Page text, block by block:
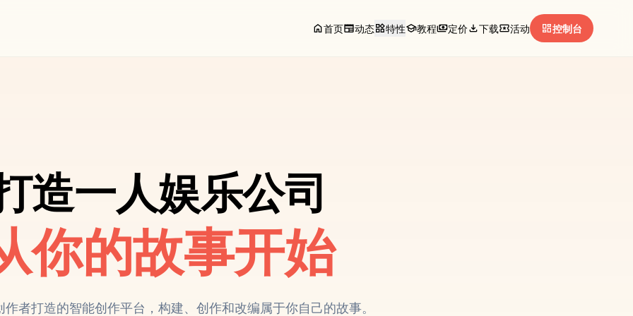
home首页newspaper动态widgets特性school教程payments定价download下载local_activity活动 dashboard控制台
造一人娱乐公司
你的故事开始
作者打造的智能创作平台，构建、创作和改编属于你自己的故事。